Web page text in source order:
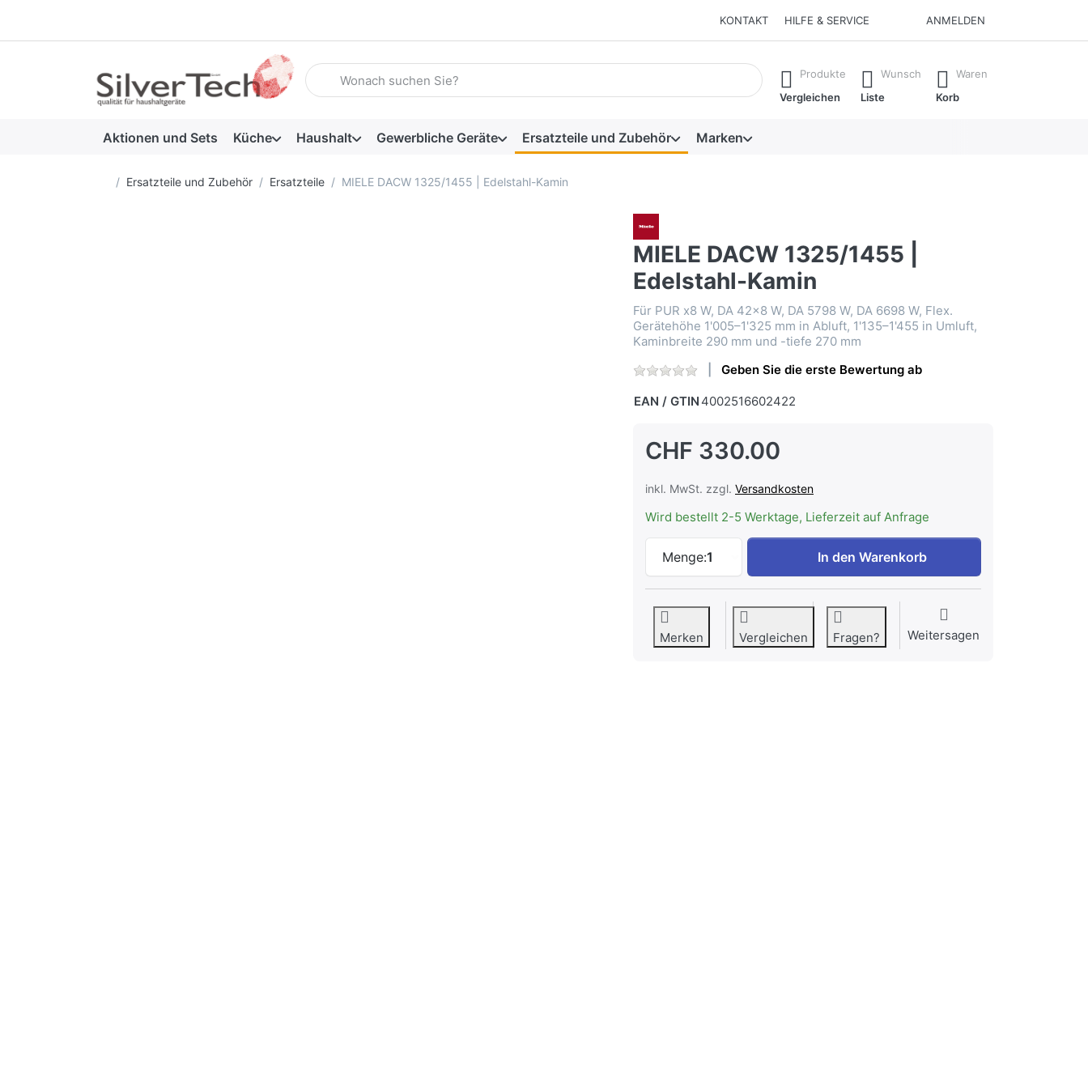
KONTAKT HILFE & SERVICE ANMELDEN
Geben Sie einen Suchbegriff ein. Während Sie tippen, erscheinen automatisch erste Ergebnisse. Drücken Sie die Eingabetaste, um alle
Produkte
Vergleichen
Wunsch
Liste
Waren
Korb
Aktionen und Sets Küche Haushalt Gewerbliche Geräte Ersatzteile und Zubehör Marken
Startseite
Ersatzteile und Zubehör Ersatzteile MIELE DACW 1325/1455 | Edelstahl-Kamin
MIELE DACW 1325/1455 |
Edelstahl-Kamin
Für PUR x8 W, DA 42x8 W, DA 5798 W, DA 6698 W, Flex.
Gerätehöhe 1'005–1'325 mm in Abluft, 1'135–1'455 in Umluft,
Kaminbreite 290 mm und -tiefe 270 mm
Geben Sie die erste Bewertung ab
EAN / GTIN 4002516602422
CHF 330.00
inkl. MwSt. zzgl. Versandkosten
Wird bestellt 2-5 Werktage, Lieferzeit auf Anfrage
Menge:1
MIELE DACW 1325/1455 | Edelstahl-Kamin zu CHF 330.00,
In den Warenkorb
Merken Vergleichen Fragen? Weitersagen